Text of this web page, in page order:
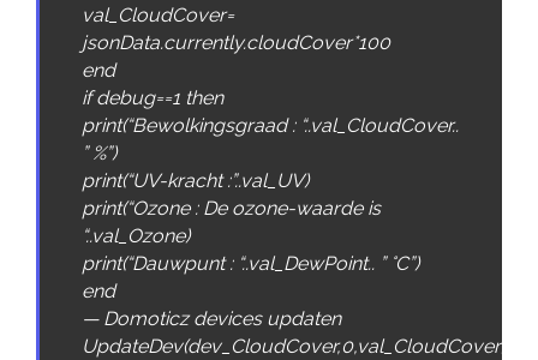
val_CloudCover=
jsonData.currently.cloudCover*100
end
if debug==1 then
print(“Bewolkingsgraad : “ ..val_CloudCover..
” %”)
print(“UV-kracht :”..val_UV)
print(“Ozone : De ozone-waarde is
..val_Ozone)
print(“Dauwpunt : “ ..val_DewPoint.. ” °C”)
end
— Domoticzdevices updaten
UpdateDev(dev_CloudCover,0,val_CloudCover)